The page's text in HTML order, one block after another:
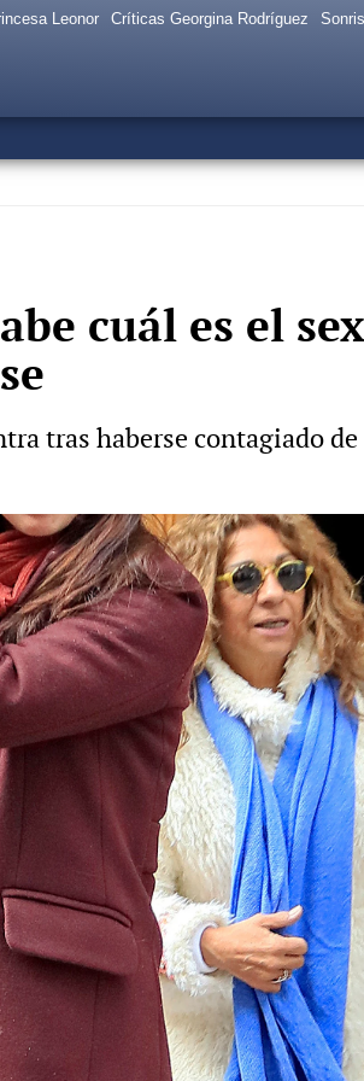
Leonor Críticas Georgina Rodríguez
cuál es el
tras haberse contagiado
WhatsappFacebook
X
Flores confirmaba su
través de sus redes